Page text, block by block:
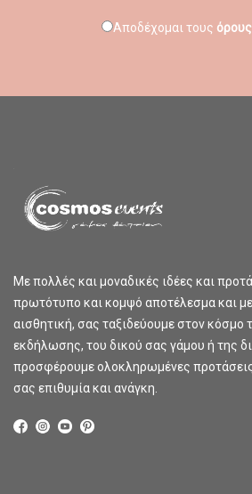
Αποδέχομαι τους
Με πολλές και μοναδικές ιδέες και
πρωτότυπο και κομψό αποτέλεσμα και
αισθητική, σας ταξιδεύουμε στον κόσμο
εκδήλωσης, του δικού σας γάμου ή της
προσφέρουμε ολοκληρωμένες προτάσεις
σας επιθυμία και ανάγκη.